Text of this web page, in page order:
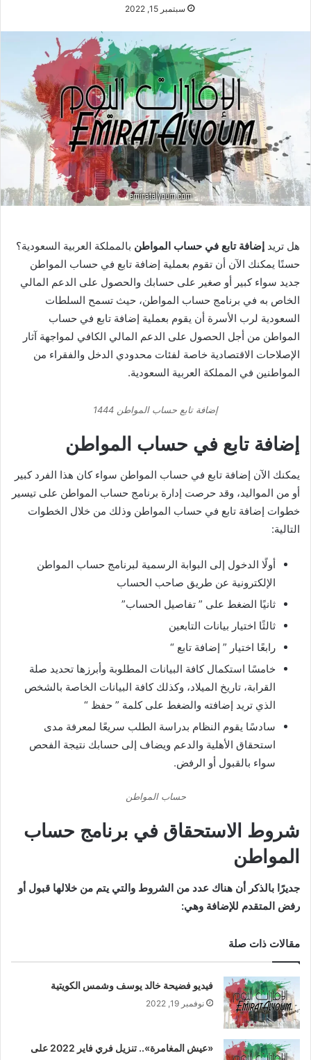
سبتمبر 15, 2022
هل تريد إضافة تابع في حساب المواطن بالمملكة العربية السعودية؟
حسنًا يمكنك الآن أن تقوم بعملية إضافة تابع في حساب المواطن
جديد سواء كبير أو صغير على حسابك والحصول على الدعم المالي
الخاص به في برنامج حساب المواطن، حيث تسمح السلطات
السعودية لرب الأسرة أن يقوم بعملية إضافة تابع في حساب
المواطن من أجل الحصول على الدعم المالي الكافي لمواجهة آثار
الإصلاحات الاقتصادية خاصة لفئات محدودي الدخل والفقراء من
المواطنين في المملكة العربية السعودية.
إضافة تابع حساب المواطن 1444
إضافة تابع في حساب المواطن
يمكنك الآن إضافة تابع في حساب المواطن سواء كان هذا الفرد كبير
أو من المواليد، وقد حرصت إدارة برنامج حساب المواطن على تيسير
خطوات إضافة تابع في حساب المواطن وذلك من خلال الخطوات
التالية:
أولًا الدخول إلى البوابة الرسمية لبرنامج حساب المواطن
الإلكترونية عن طريق صاحب الحساب
ثانيًا الضغط على ” تفاصيل الحساب”
ثالثًا اختيار بيانات التابعين
رابعًا اختيار ” إضافة تابع “
خامسًا استكمال كافة البيانات المطلوبة وأبرزها تحديد صلة
القرابة، تاريخ الميلاد، وكذلك كافة البيانات الخاصة بالشخص
الذي تريد إضافته والضغط على كلمة ” حفظ “
سادسًا يقوم النظام بدراسة الطلب سريعًا لمعرفة مدى
استحقاق الأهلية والدعم ويضاف إلى حسابك نتيجة الفحص
سواء بالقبول أو الرفض.
حساب المواطن
شروط الاستحقاق في برنامج حساب
المواطن
جديرًا بالذكر أن هناك عدد من الشروط والتي يتم من خلالها قبول أو
رفض المتقدم للإضافة وهي:
مقالات ذات صلة
فيديو فضيحة خالد يوسف وشمس الكويتية
نوفمبر 19, 2022
«عيش المغامرة».. تنزيل فري فاير 2022 على